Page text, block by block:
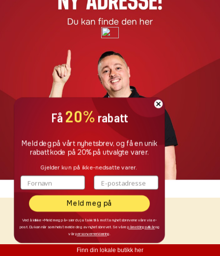
Finn din lokale butikk her
Få20%rabatt
Meld deg på vårt nyhetsbrev, og få en unik
rabattkode på 20% på utvalgte varer.
Gjelder kun på ikke-nedsatte varer.
Meld meg på
Ved å klikke «Meld meg på» sier du ja takk til å motta nyhetsbrevene våre via e-
post. Du kan når som helst melde deg av nyhetsbrevet. Se vårepåmeldingsvilkår
vårpersonvernerklæring